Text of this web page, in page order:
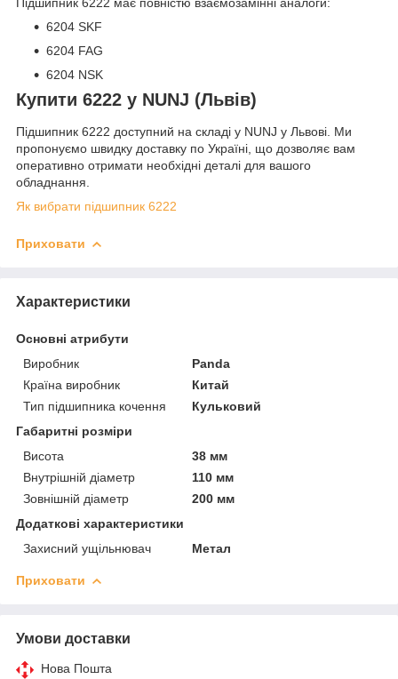
6204 SKF
6204 FAG
6204 NSK
Купити 6222 у NUNJ (Львів)
Підшипник 6222 доступний на складі у NUNJ у Львові. Ми
пропонуємо швидку доставку по Україні, що дозволяє вам
оперативно отримати необхідні деталі для вашого
обладнання.
Як вибрати підшипник 6222
Приховати
Характеристики
Основні атрибути
Виробник
Panda
Країна виробник
Китай
Тип підшипника кочення
Кульковий
Габаритні розміри
Висота
38 мм
Внутрішній діаметр
110 мм
Зовнішній діаметр
200 мм
Додаткові характеристики
Захисний ущільнювач
Метал
Приховати
Умови доставки
Нова Пошта